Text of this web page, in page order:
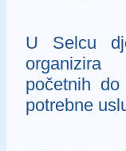
U Selcu
početnih
potrebne